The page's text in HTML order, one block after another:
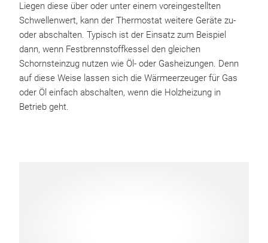
Liegen diese über oder unter einem voreingestellten
Schwellenwert, kann der Thermostat weitere Geräte zu-
oder abschalten. Typisch ist der Einsatz zum Beispiel
dann, wenn Festbrennstoffkessel den gleichen
Schornsteinzug nutzen wie Öl- oder Gasheizungen. Denn
auf diese Weise lassen sich die Wärmeerzeuger für Gas
oder Öl einfach abschalten, wenn die Holzheizung in
Betrieb geht.